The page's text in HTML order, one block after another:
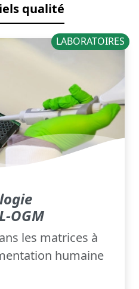
qualité
LABORATOIRES
OGM
les matrices à
humaine